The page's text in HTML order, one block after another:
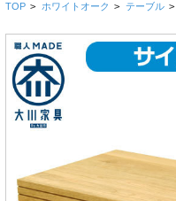
TOP > ホワイトオーク > テーブル >